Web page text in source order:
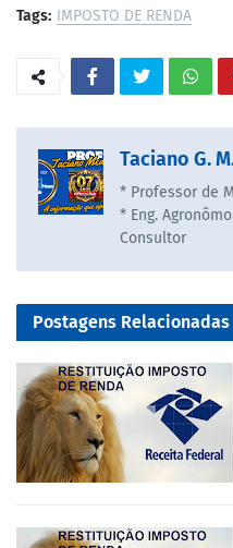
Tags: IMPOSTO DE RENDA
Taciano G.
* Professor de
* Eng.
Consultor
Postagens Relacionadas